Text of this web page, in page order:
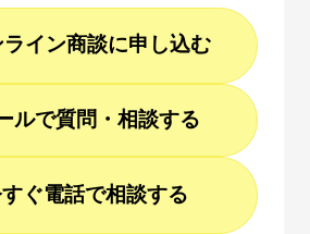
ライン商談に申し込む
ルで質問・相談する
ぐ電話で相談する